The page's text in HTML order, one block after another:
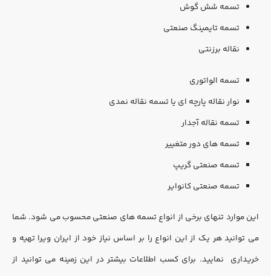
تسمه شش گوش
تسمه تایمینگ صنعتی
نقاله برزنتی
تسمه الواتوری
نوار نقاله پارچه ای یا تسمه نقاله نمدی
تسمه نقاله آجدار
تسمه های دور متغییر
تسمه صنعتی گریپ
تسمه صنعتی کانوایر